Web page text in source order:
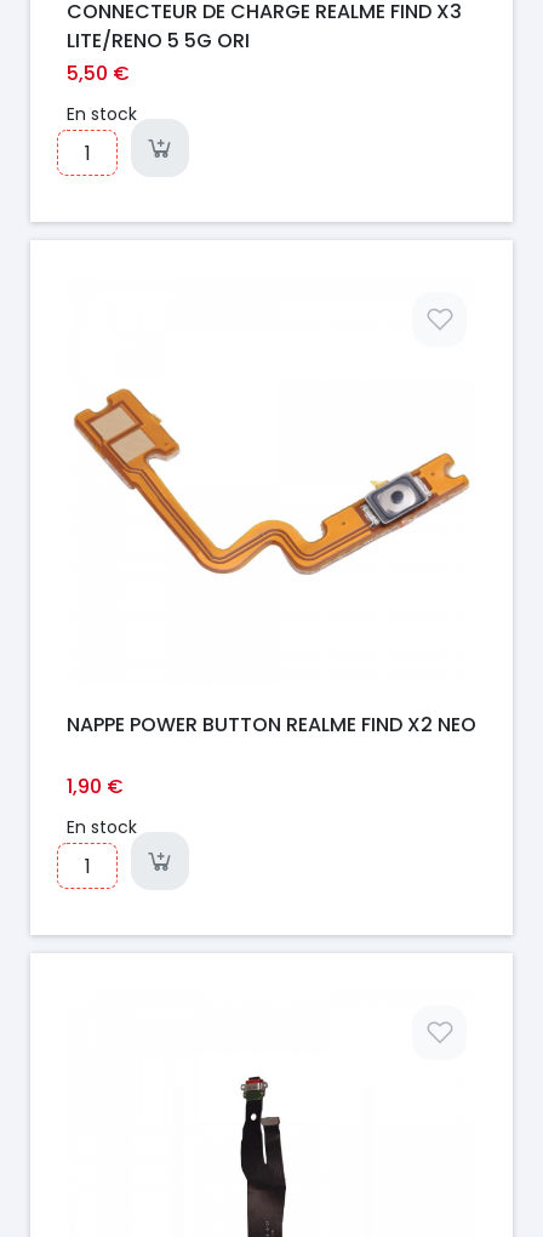
CONNECTEUR DE CHARGE REALME FIND X3
LITE/RENO 5 5G ORI
5,50 €
En stock
NAPPE POWER BUTTON REALME FIND X2 NEO
1,90 €
En stock